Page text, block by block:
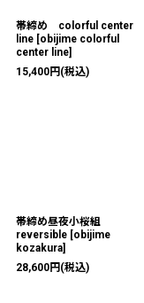
帯締め colorful center
line [obijime colorful
center line]
15,400円 (税込)
帯締め昼夜小桜組
reversible [obijime
kozakura]
28,600円 (税込)